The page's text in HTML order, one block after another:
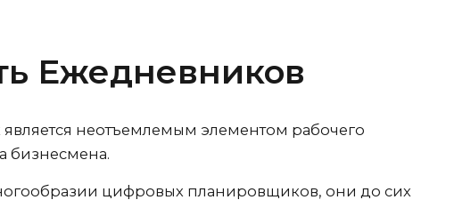
Ежедневников
неотъемлемым элементом рабочего
бизнесмена.
цифровых планировщиков, они до сих